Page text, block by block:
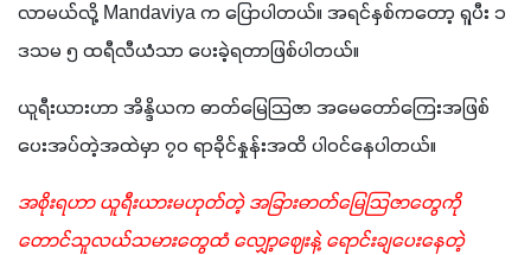
လာမယ်လို့ Mandaviya က ပြောပါတယ်။ အရင်နှစ်ကတော့ ရူပီး ၁
ဒသမ ၅ ထရီလီယံသာ ပေးခဲ့ရတာဖြစ်ပါတယ်။
ယူရီးယားဟာ အိန္ဒိယက ဓာတ်မြေသြဇာ အမေတော်ကြေးအဖြစ်
ပေးအပ်တဲ့အထဲမှာ ၇၀ ရာခိုင်နှုန်းအထိ ပါဝင်နေပါတယ်။
အစိုးရဟာ ယူရီးယားမဟုတ်တဲ့ အခြားဓာတ်မြေသြဇာတွေကို
တောင်သူလယ်သမားတွေထံ လျှော့ဈေးနဲ့ ရောင်းချပေးနေတဲ့